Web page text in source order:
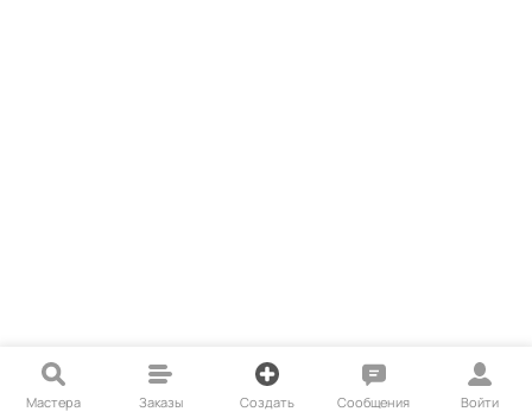
Мастера Заказы Создать Сообщения Войти